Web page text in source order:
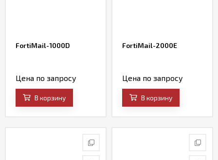
FortiMail-1000D
Цена по запросу
В корзину
FortiMail-2000E
Цена по запросу
В корзину